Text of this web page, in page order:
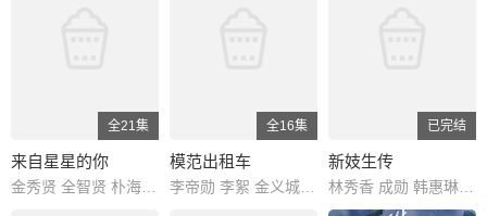
全21集
来自星星的你
全16集
模范出租车
李帝勋 李絮 金义城 表艺珍 车智妍 张赫镇 裴侑蓝 刘承睦 李宥俊 李浩哲
已完结
新妓生传
林秀香 成勋 韩惠琳 白玉丹 全智厚 金慧渲 韩振熙 李东峻 甄美里 任革 郑涵妃 陈艺瑟 朴允载 李孝正 朴俊勉 宋大琯 杨喜京 金宝妍 金惠善